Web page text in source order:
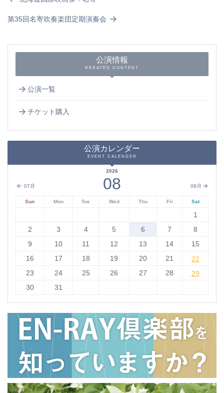
第35回名寄吹奏楽団定期演奏会
公演情報
RERATED CONTENT
公演一覧
チケット購入
公演カレンダー
EVENT CALENDER
07月 09月
2026
08
Sun Mon Tue Wed Thu Fri Sat
1
2
3 4 5 6 7
8
9
10 11 12 13 14
15
16
17 18 19 20 21 22
22
23
24 25 26 27 28 29
29
30
31